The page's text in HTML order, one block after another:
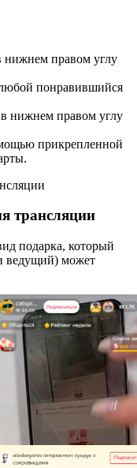
нижнем правом углу
понравившийся
нижнем правом углу
прикрепленной
трансляции
подарка, который
ведущий) может